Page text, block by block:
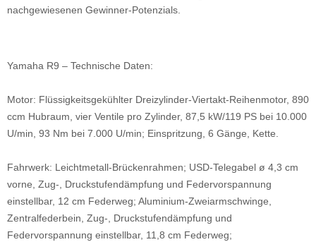
nachgewiesenen Gewinner-Potenzials.
Yamaha R9 – Technische Daten:
Motor: Flüssigkeitsgekühlter Dreizylinder-Viertakt-Reihenmotor, 890
ccm Hubraum, vier Ventile pro Zylinder, 87,5 kW/119 PS bei 10.000
U/min, 93 Nm bei 7.000 U/min; Einspritzung, 6 Gänge, Kette.
Fahrwerk: Leichtmetall-Brückenrahmen; USD-Telegabel ø 4,3 cm
vorne, Zug-, Druckstufendämpfung und Federvorspannung
einstellbar, 12 cm Federweg; Aluminium-Zweiarmschwinge,
Zentralfederbein, Zug-, Druckstufendämpfung und
Federvorspannung einstellbar, 11,8 cm Federweg;